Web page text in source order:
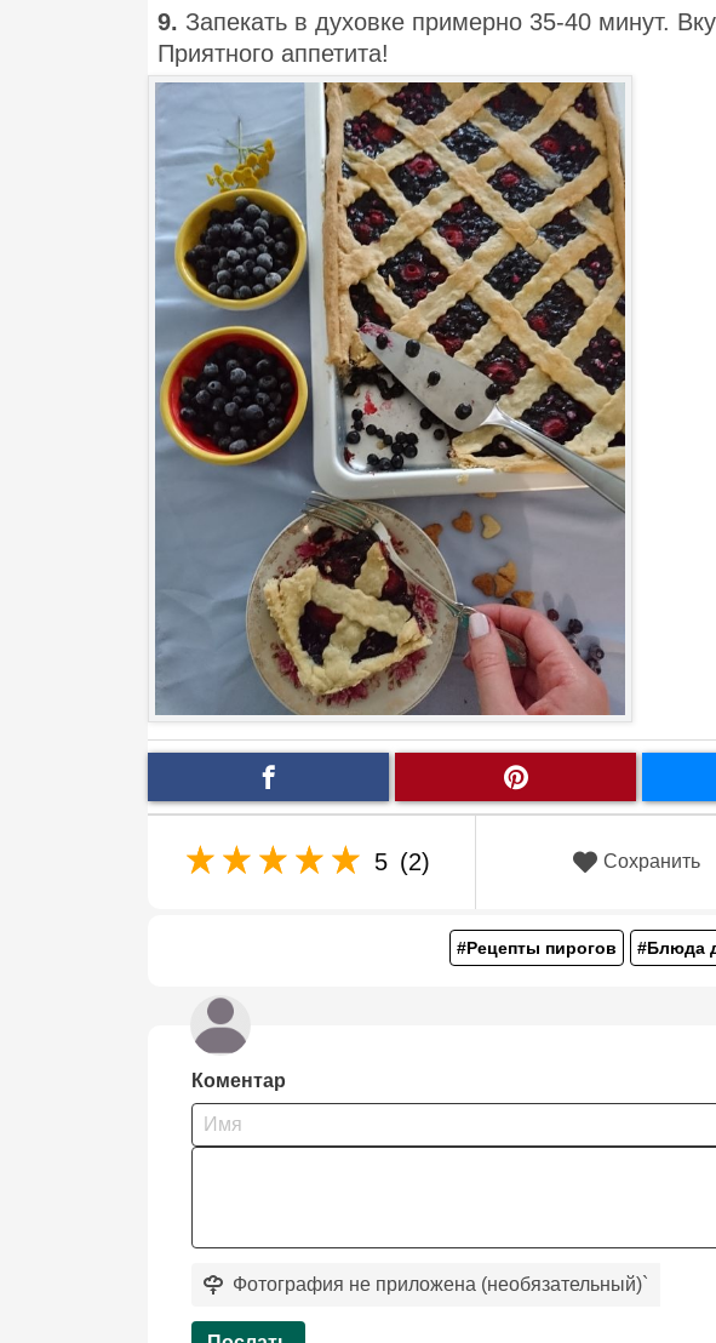
9. Запекать в духовке примерно 35-40 минут.
Приятного аппетита!
5 (2) Сохранить
#Рецепты пирогов #Блюда
Коментар
Фотография не приложена (необязательный)`